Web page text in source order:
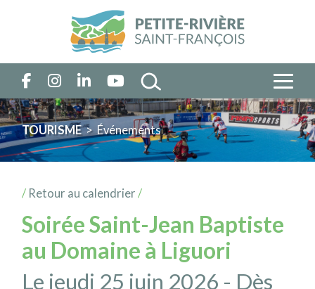
TOURISME> Événements
/ Retour au calendrier /
Soirée Saint-Jean Baptiste
au Domaine à Liguori
Le jeudi 25 juin 2026 - Dès